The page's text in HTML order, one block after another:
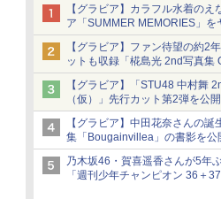
【グラビア】カラフル水着のえ
ア「SUMMER MEMORIES」を
Webで公開中
【グラビア】ファン待望の約2
ットも収録「椛島光 2nd写真集
受付開始
10月30日発売
【グラビア】「STU48 中村舞
（仮）」先行カット第2弾を公
るランジェリーカットなど新た
【グラビア】中田花奈さんの誕
集「Bougainvillea」の書影を公
乃木坂46・賀喜遥香さんが5年
「週刊少年チャンピオン 36＋